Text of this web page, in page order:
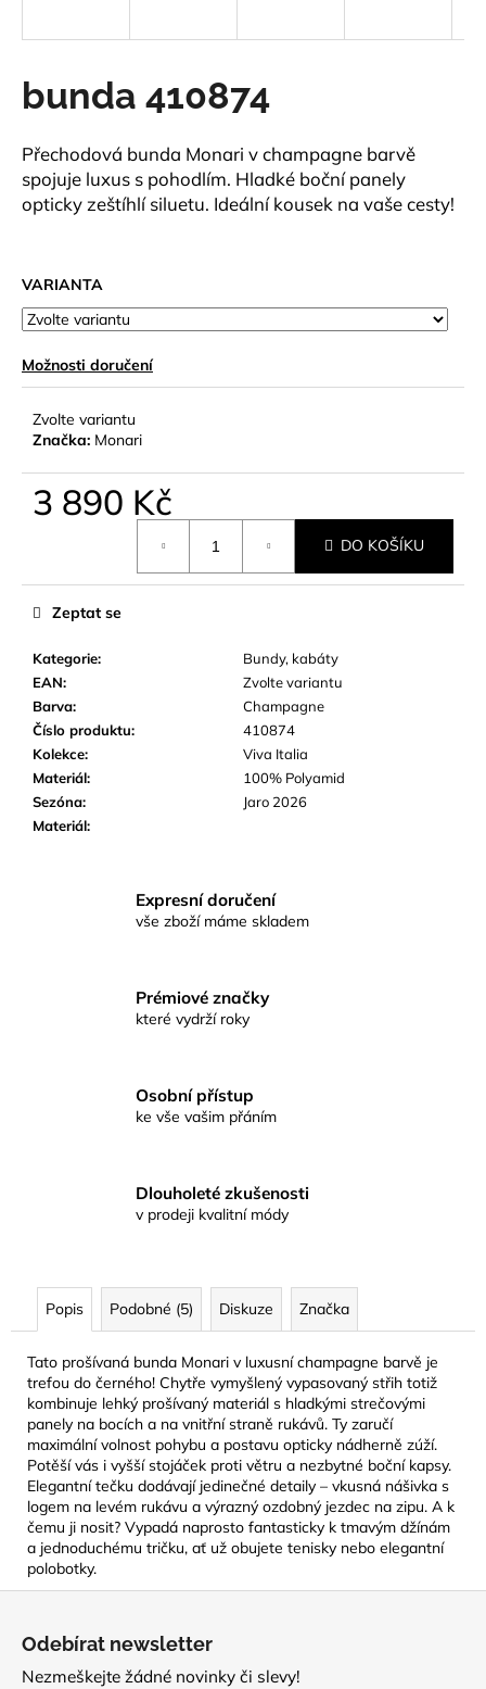
bunda 410874
Přechodová bunda Monari v champagne barvě
spojuje luxus s pohodlím. Hladké boční panely
opticky zeštíhlí siluetu. Ideální kousek na vaše cesty!
VARIANTA
Možnosti doručení
Zvolte variantu
Značka: Monari
3 890 Kč
DO KOŠÍKU
Kategorie:
Bundy, kabáty
EAN:
Zvolte variantu
Barva:
Champagne
Číslo produktu:
410874
Kolekce:
Viva Italia
Materiál:
100% Polyamid
Sezóna:
Jaro 2026
Materiál:
Zeptat se
Expresní doručení
vše zboží máme skladem
Prémiové značky
které vydrží roky
Osobní přístup
ke vše vašim přáním
Dlouholeté zkušenosti
v prodeji kvalitní módy
Popis Podobné (5) Diskuze Značka
Tato prošívaná bunda Monari v luxusní champagne barvě je
trefou do černého! Chytře vymyšlený vypasovaný střih totiž
kombinuje lehký prošívaný materiál s hladkými strečovými
panely na bocích a na vnitřní straně rukávů. Ty zaručí
maximální volnost pohybu a postavu opticky nádherně zúží.
Potěší vás i vyšší stojáček proti větru a nezbytné boční kapsy.
Elegantní tečku dodávají jedinečné detaily – vkusná nášivka s
logem na levém rukávu a výrazný ozdobný jezdec na zipu. A k
čemu ji nosit? Vypadá naprosto fantasticky k tmavým džínám
a jednoduchému tričku, ať už obujete tenisky nebo elegantní
polobotky.
í
t
?
o
p
o
u
u
m
e
Odebírat newsletter
Nezmeškejte žádné novinky či slevy!